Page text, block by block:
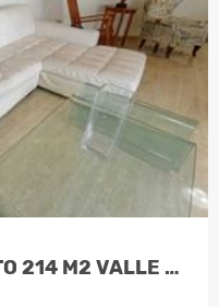
ALQUILER APARTAMENTO 214 M2 VALLE AR…